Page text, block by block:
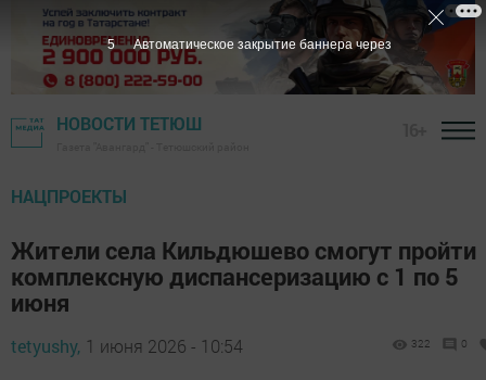
НОВОСТИ ТЕТЮШ
НАЦПРОЕКТЫ
Жители села Кильдюшево смогут пройти
комплексную диспансеризацию с 1 по 5
июня
tetyushy, 1 июня 2026 - 10:54 322 0
4 Автоматическое закрытие баннера через